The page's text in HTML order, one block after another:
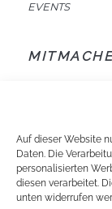
Auf dieser Website
Daten. Die
personalisierten
diesen verarbeitet.
unten widerrufen
EVENTS
JUST FOR GIRLS
YOUNG STARS